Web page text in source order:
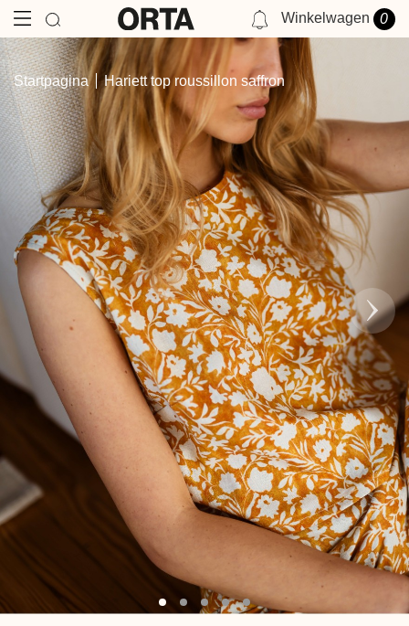
NOTIFICATIES
JE HEBT GEEN MELDING OP DIT MOMENT.
Winkelwagen 0
Startpagina Hariett top roussillon saffron